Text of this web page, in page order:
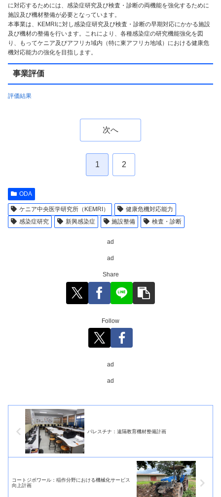
に対応するためには、感染症研究及び検査・診断の両機能を強化するために
施設及び機材整備が必要となっています。
本事業は、KEMRIに対し感染症研究及び検査・診断の早期対応にかかる施設
及び機材の整備を行います。これにより、各種感染症の研究機能強化を図
り、もってケニア及びアフリカ域内（特に東アフリカ地域）における健康危
機対応能力の強化を目指します。
事業評価
評価結果
次へ
1 2
ODA
ケニア中央医学研究所（KEMRI）
健康危機対応能力
感染症研究
新興感染症 施設整備 検査・診断
ad
ad
Share
Follow
ad
ad
パレスチナ：遠隔教育機材整備計画
コートジボワール：稲作分野における機械化サービス
向上計画